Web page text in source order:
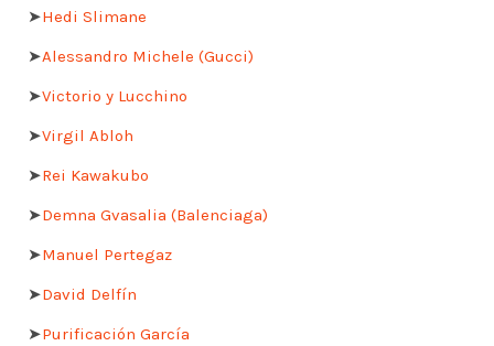
➤Hedi Slimane
➤Alessandro Michele (Gucci)
➤Victorio y Lucchino
➤Virgil Abloh
➤Rei Kawakubo
➤Demna Gvasalia (Balenciaga)
➤Manuel Pertegaz
➤David Delfín
➤Purificación García